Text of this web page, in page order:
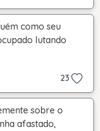
como seu
lutando
23
sobre o
afastado,